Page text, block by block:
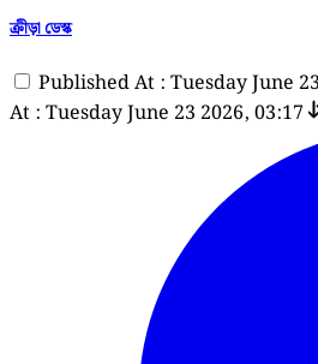
ক্রীড়া ডেস্ক
Published At : Tuesday June
At : Tuesday June 23 2026, 03:17